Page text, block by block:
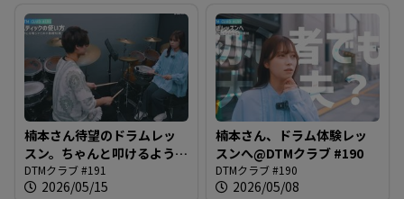
楠本さん待望のドラムレッ
スン。ちゃんと叩けるように
なるのか？＠DTMクラブ
#191
DTMクラブ #191
2026/05/15
楠本さん、ドラム体験レッ
スンへ@DTMクラブ #190
DTMクラブ #190
2026/05/08